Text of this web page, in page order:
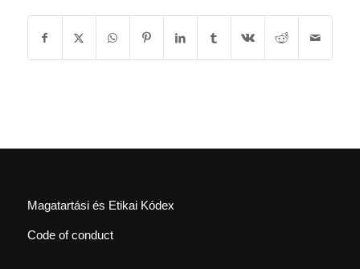
Magatartási és Etikai Kódex
Code of conduct